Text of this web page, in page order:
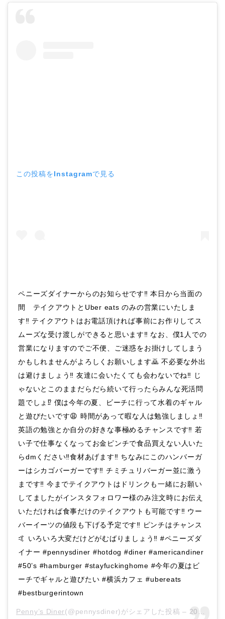
この投稿をInstagramで見る
ペニーズダイナーからのお知らせです‼️ 本日から当面の
間 テイクアウトとUber eats のみの営業にいたしま
す‼️ テイクアウトはお電話頂ければ事前にお作りしてス
ムーズな受け渡しができると思います‼️ なお、僕1人での
営業になりますのでご不便、ご迷惑をお掛けしてしまう
かもしれませんがよろしくお願いします🙇 不必要な外出
は避けましょう‼️ 友達に会いたくても会わないでね‼️ じ
ゃないとこのままだらだら続いて行ったらみんな死活問
題でしょ⁉️ 僕は今年の夏、ビーチに行って水着のギャル
と遊びたいです😩 時間があって暇な人は勉強しましょ‼️
英語の勉強とか自分の好きな事極めるチャンスです‼️ 若
い子で仕事なくなってお金ピンチで食品買えない人いた
らdmください‼️食材あげます‼️ ちなみにこのハンバーガ
ーはシカゴバーガーです‼️ チミチュリバーガー並に激う
まです‼️ 今までテイクアウトはドリンクも一緒にお願い
してましたがインスタフォロワー様のみ注文時にお伝え
いただければ食事だけのテイクアウトも可能です‼️ ウー
バーイーツの値段も下げる予定です‼️ ピンチはチャンス
🤙 いろいろ大変だけどがむばりましょう‼️ #ペニーズダ
イナー #pennysdiner #hotdog #diner #americandiner
#50’s #hamburger #stayfuckinghome #今年の夏はビ
ーチでギャルと遊びたい #横浜カフェ #ubereats
#bestburgerintown
Penny’s Diner(@pennysdiner)がシェアした投稿 – 2020年 4月月7日午後5時39分PDT